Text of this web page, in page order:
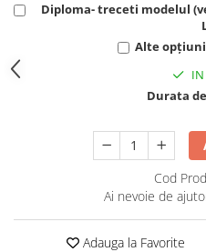
Diploma- treceti modelul
Alte
IN
Durata
Cod
Ai nevoie de
Adauga la Favorite